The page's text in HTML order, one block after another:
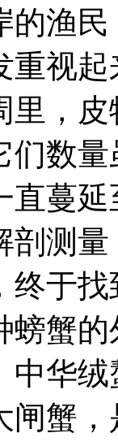
的渔
重视起
，皮
们数
直蔓
剖测
终于
蟹的
中华
闸蟹